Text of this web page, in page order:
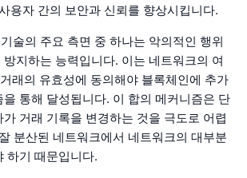
용자 간의 보안과 신뢰를 향상시킵니다.
술의 주요 측면 중 하나는 악의적인 행위
지하는 능력입니다. 이는 네트워크의 여
래의 유효성에 동의해야 블록체인에 추가
통해 달성됩니다. 이 합의 메커니즘은 단
거래 기록을 변경하는 것을 극도로 어렵
분산된 네트워크에서 네트워크의 대부분
하기 때문입니다.